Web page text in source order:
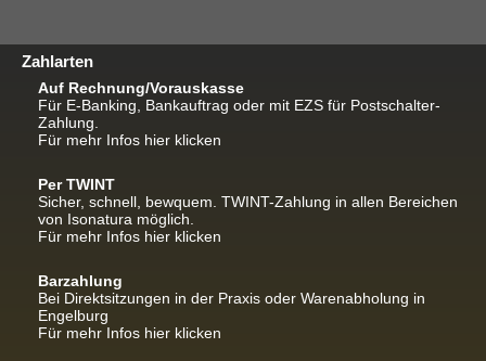
Zahlarten
Auf Rechnung/Vorauskasse
Für E-Banking, Bankauftrag oder mit EZS für Postschalter-
Zahlung.
Für mehr Infos hier klicken
Per TWINT
Sicher, schnell, bewquem. TWINT-Zahlung in allen Bereichen
von Isonatura möglich.
Für mehr Infos hier klicken
Barzahlung
Bei Direktsitzungen in der Praxis oder Warenabholung in
Engelburg
Für mehr Infos hier klicken